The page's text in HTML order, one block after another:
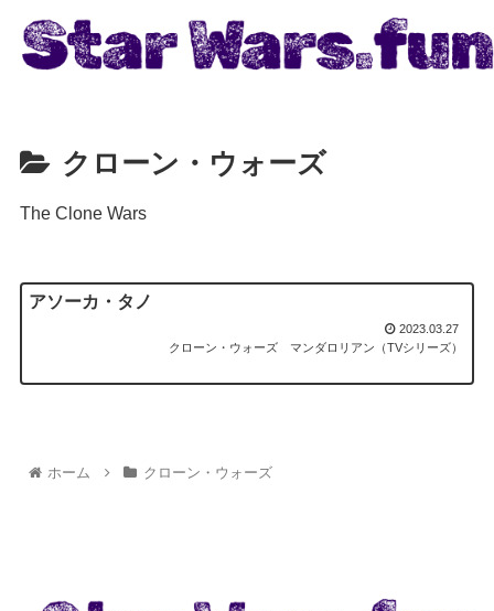
クローン・ウォーズ
The Clone Wars
アソーカ・タノ
2023.03.27
クローン・ウォーズ
マンダロリアン（TVシリーズ）
ホーム クローン・ウォーズ